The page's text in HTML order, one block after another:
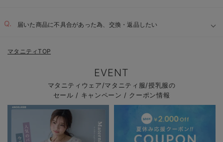
届いた商品に不具合があった為、交換・返品したい
マタニティTOP
EVENT
マタニティウェア/マタニティ服/授乳服の
セール / キャンペーン / クーポン情報